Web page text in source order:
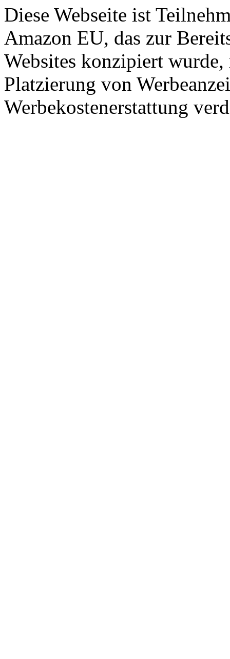
Diese Webseite ist
Amazon EU, das zur
Websites konzipiert
Platzierung von
Werbekostenerstattung